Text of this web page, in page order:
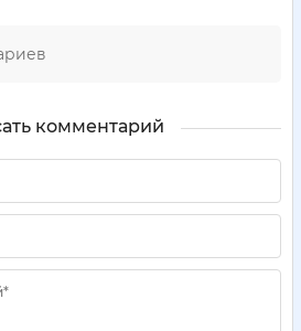
комментарий